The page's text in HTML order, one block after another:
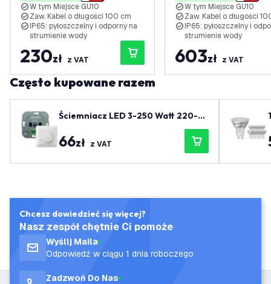
W tym Miejsce GU10
Zaw. Kabel o długości 100 cm
IP65: pyłoszczelny i odporny na
strumienie wody
230zł z VAT
W tym Miejsce GU10
Zaw. Kabel o długości
IP65: pyłoszczelny i
strumienie wody
603zł z VAT
Często kupowane razem
Ściemniacz LED 3-250 Watt 220-2
40V - Odcięcie fazy - Uniwersalny -
Kompletny
66zł z VAT
Chcesz dowiedzieć się więcej?
Nasz zespół chętnie Ci pomoże
Wyślij Maila
Odpowiedź w ciągu 1 dnia roboczego
Zadzwoń Do Nas